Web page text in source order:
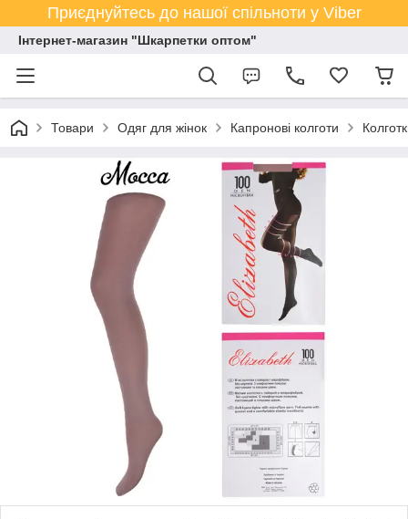
Приєднуйтесь до нашої спільноти у Viber
Інтернет-магазин "Шкарпетки оптом"
Товари Одяг для жінок Капронові колготи